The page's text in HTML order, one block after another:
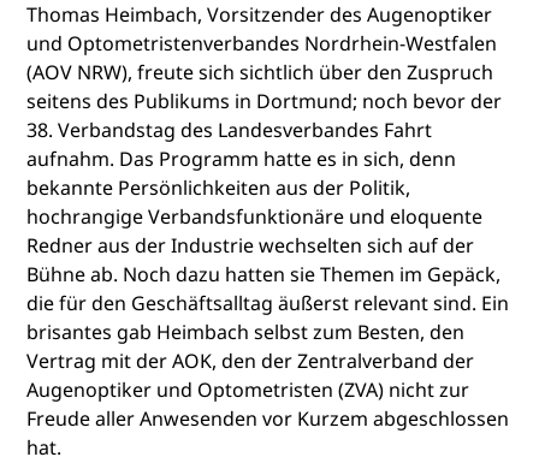
Thomas Heimbach, Vorsitzender des Augenoptiker
und Optometristenverbandes Nordrhein-Westfalen
(AOV NRW), freute sich sichtlich über den Zuspruch
seitens des Publikums in Dortmund; noch bevor der
38. Verbandstag des Landesverbandes Fahrt
aufnahm. Das Programm hatte es in sich, denn
bekannte Persönlichkeiten aus der Politik,
hochrangige Verbandsfunktionäre und eloquente
Redner aus der Industrie wechselten sich auf der
Bühne ab. Noch dazu hatten sie Themen im Gepäck,
die für den Geschäftsalltag äußerst relevant sind. Ein
brisantes gab Heimbach selbst zum Besten, den
Vertrag mit der AOK, den der Zentralverband der
Augenoptiker und Optometristen (ZVA) nicht zur
Freude aller Anwesenden vor Kurzem abgeschlossen
hat.